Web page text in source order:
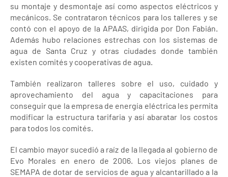
su montaje y desmontaje así como aspectos eléctricos y
mecánicos. Se contrataron técnicos para los talleres y se
contó con el apoyo de la APAAS, dirigida por Don Fabián.
Además hubo relaciones estrechas con los sistemas de
agua de Santa Cruz y otras ciudades donde también
existen comités y cooperativas de agua.
También realizaron talleres sobre el uso, cuidado y
aprovechamiento del agua y capacitaciones para
conseguir que la empresa de energía eléctrica les permita
modificar la estructura tarifaria y así abaratar los costos
para todos los comités.
El cambio mayor sucedió a raíz de la llegada al gobierno de
Evo Morales en enero de 2006. Los viejos planes de
SEMAPA de dotar de servicios de agua y alcantarillado a la